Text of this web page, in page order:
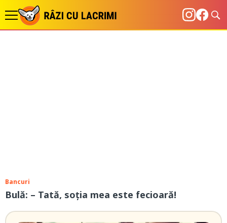
Bancuri
Bulă: – Tată, soția mea este fecioară!